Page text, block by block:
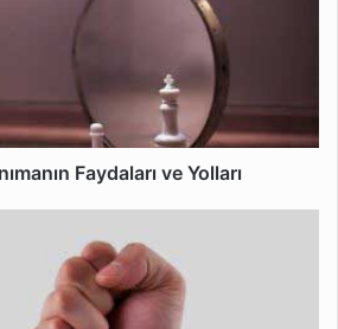
Faydaları ve Yolları